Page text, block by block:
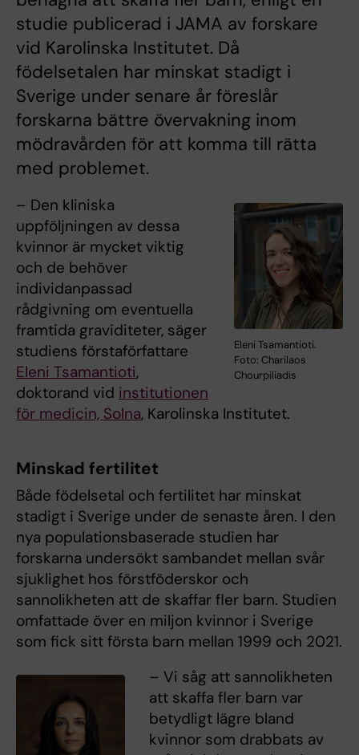
studie publicerad i JAMA av forskare
vid Karolinska Institutet. Då
födelsetalen har minskat stadigt i
Sverige under senare år föreslår
forskarna bättre övervakning inom
mödravården för att komma till rätta
med problemet.
Eleni Tsamantioti.
Foto: Charilaos
Chourpiliadis
– Den kliniska
uppföljningen av dessa
kvinnor är mycket viktig
och de behöver
individanpassad
rådgivning om eventuella
framtida graviditeter, säger
studiens förstaförfattare
Eleni Tsamantioti,
doktorand vid institutionen
för medicin, Solna, Karolinska Institutet.
Minskad fertilitet
Både födelsetal och fertilitet har minskat
stadigt i Sverige under de senaste åren. I den
nya populationsbaserade studien har
forskarna undersökt sambandet mellan svår
sjuklighet hos förstföderskor och
sannolikheten att de skaffar fler barn. Studien
omfattade över en miljon kvinnor i Sverige
som fick sitt första barn mellan 1999 och 2021.
– Vi såg att sannolikheten
att skaffa fler barn var
betydligt lägre bland
kvinnor som drabbats av